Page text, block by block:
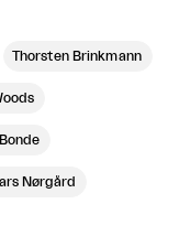
Thorsten Brinkmann
Nørgård